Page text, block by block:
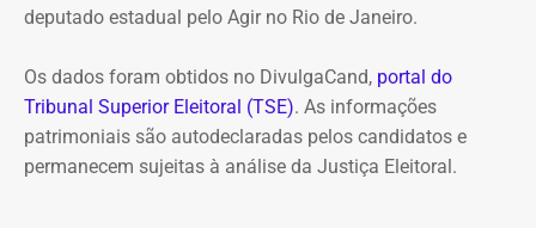
danos morais coletivos.
Globo”
deputado estadual pelo Agir no Rio de Janeiro.
Os dados foram obtidos no DivulgaCand, portal do
Tribunal Superior Eleitoral (TSE). As informações
patrimoniais são autodeclaradas pelos candidatos e
permanecem sujeitas à análise da Justiça Eleitoral.